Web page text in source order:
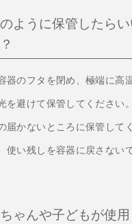
ように保管したら
器のフタを閉め、極端に高
を避けて保管してください。
届かないところに保管して
使い残しを容器に戻さない
ゃんや子どもが使